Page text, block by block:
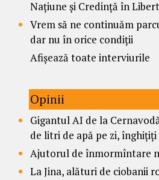
Națiune și Credință în
Vrem să ne continuăm
dar nu în orice condiții
Afișează toate interviurile
Opinii
Gigantul AI de la
de litri de apă pe zi,
Ajutorul de înmormîntare
La Jina, alături de ciobanii